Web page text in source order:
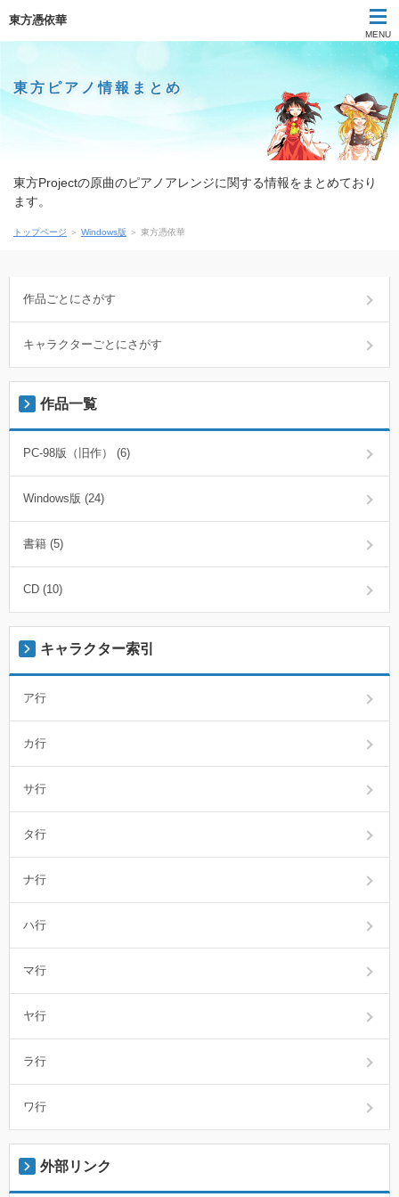
東方憑依華
MENU
東方ピアノ情報まとめ
東方Projectの原曲のピアノアレンジに関する情報をまとめており
ます。
トップページ ＞ Windows版 ＞ 東方憑依華
作品ごとにさがす
キャラクターごとにさがす
作品一覧
PC-98版（旧作） (6)
Windows版 (24)
書籍 (5)
CD (10)
キャラクター索引
ア行
カ行
サ行
タ行
ナ行
ハ行
マ行
ヤ行
ラ行
ワ行
外部リンク